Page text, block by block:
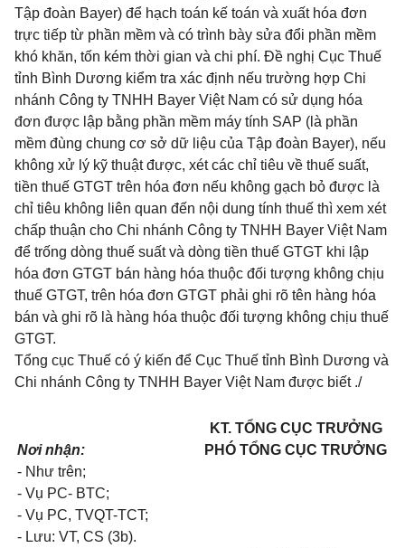
Tập đoàn Bayer) để hạch toán kế toán và xuất hóa đơn
trực tiếp từ phần mềm và có trình bày sửa đổi phần mềm
khó khăn, tốn kém thời gian và chi phí. Đề nghị Cục Thuế
tỉnh Bình Dương kiểm tra xác định nếu trường hợp Chi
nhánh Công ty TNHH Bayer Việt Nam có sử dụng hóa
đơn được lập bằng phần mềm máy tính SAP (là phần
mềm đùng chung cơ sở dữ liệu của Tập đoàn Bayer), nếu
không xử lý kỹ thuật được, xét các chỉ tiêu về thuế suất,
tiền thuế GTGT trên hóa đơn nếu không gạch bỏ được là
chỉ tiêu không liên quan đến nội dung tính thuế thì xem xét
chấp thuận cho Chi nhánh Công ty TNHH Bayer Việt Nam
để trống dòng thuế suất và dòng tiền thuế GTGT khi lập
hóa đơn GTGT bán hàng hóa thuộc đối tượng không chịu
thuế GTGT, trên hóa đơn GTGT phải ghi rõ tên hàng hóa
bán và ghi rõ là hàng hóa thuộc đối tượng không chịu thuế
GTGT.
Tổng cục Thuế có ý kiến để Cục Thuế tỉnh Bình Dương và
Chi nhánh Công ty TNHH Bayer Việt Nam được biết ./
Nơi nhận:
- Như trên;
- Vụ PC- BTC;
- Vụ PC, TVQT-TCT;
- Lưu: VT, CS (3b).
KT. TỔNG CỤC TRƯỞNG
PHÓ TỔNG CỤC TRƯỞNG